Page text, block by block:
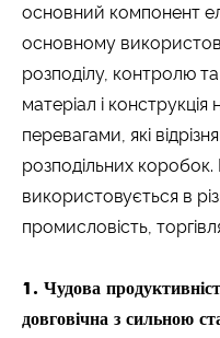
основний компонент
основному
розподілу, контролю
матеріал і
перевагами, які
розподільних
використовується в
промисловість,
1. Чудова
довговічна з сильною